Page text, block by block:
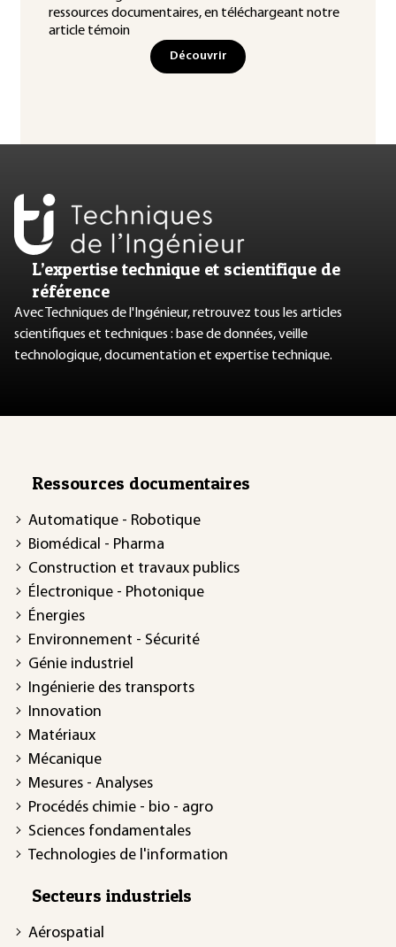
ressources documentaires, en téléchargeant notre
article témoin
Découvrir
L’expertise technique et scientifique de
référence
Avec Techniques de l'Ingénieur, retrouvez tous les articles
scientifiques et techniques : base de données, veille
technologique, documentation et expertise technique.
Ressources documentaires
Automatique - Robotique
Biomédical - Pharma
Construction et travaux publics
Électronique - Photonique
Énergies
Environnement - Sécurité
Génie industriel
Ingénierie des transports
Innovation
Matériaux
Mécanique
Mesures - Analyses
Procédés chimie - bio - agro
Sciences fondamentales
Technologies de l'information
Secteurs industriels
Aérospatial